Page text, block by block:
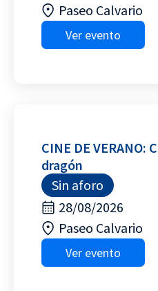
Paseo Calvario
Ver evento
CINE DE VERANO:
dragón
Sin aforo
28/08/2026
Paseo Calvario
Ver evento